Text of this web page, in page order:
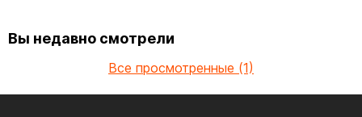
Вы недавно смотрели
Все просмотренные (1)